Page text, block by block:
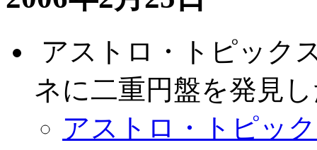
アストロ・トピック
ネに二重円盤を発見
アストロ・トピッ